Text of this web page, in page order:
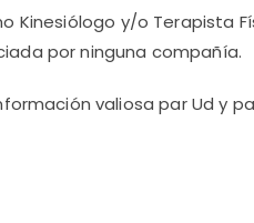
y/o Terapista
por ninguna compañía.
valiosa par Ud y